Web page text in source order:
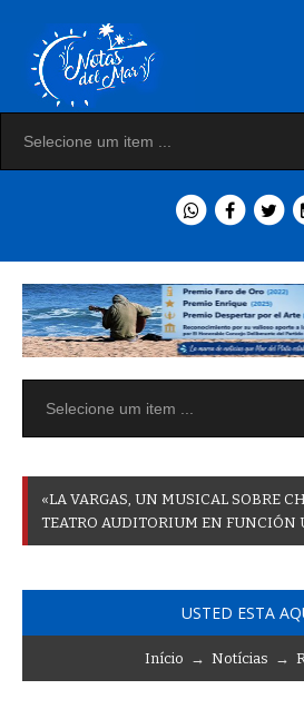
«LA VARGAS UN MUSICAL SOBRE CH
TEATRO AUDITORIUM EN FUNCIÓN
USTED ESTA
Início → Notícias →